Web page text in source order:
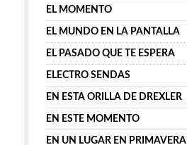
EL MOMENTO
EL MUNDO EN LA PANTALLA
EL PASADO QUE TE ESPERA
ELECTRO SENDAS
EN ESTA ORILLA DE DREXLER
EN ESTE MOMENTO
EN UN LUGAR EN PRIMAVERA